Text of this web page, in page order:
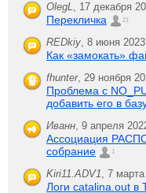
OlegL, 17 декабря
Перекличка 21
REDkiy, 8 июня
Как «замокать»
fhunter, 29 ноября
Проблема с
добавить его в
Иванн, 9 апреля
Ассоциация
собрание
1
Kiri11.ADV1, 7
Логи catalina.out в